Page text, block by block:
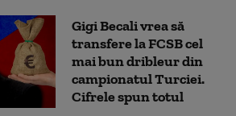
Gigi Becali vrea să
transfere la FCSB cel
mai bun dribleur din
campionatul Turciei.
Cifrele spun totul